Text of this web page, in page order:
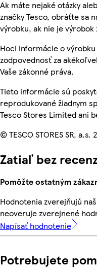
Ak máte nejaké otázky
značky Tesco, obráťte sa
výrobku, ak nie je výrobok
Hoci informácie o
zodpovednosť za
Vaše zákonné práva.
Tieto informácie sú
reprodukované žiadnym
Tesco Stores Limited ani
© TESCO STORES SR, a.s.
Zatiaľ bez
Pomôžte ostatným
Hodnotenia zverejňujú
neoveruje zverejnené
Napísať hodnotenie
Potrebujete